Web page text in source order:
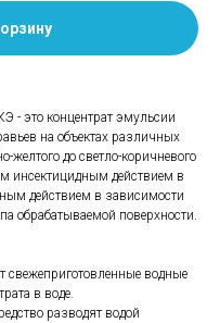
- это концентрат эмульсии
на объектах различных
желтого до светло-коричневого
инсектицидным действием в
действием в зависимости
обрабатываемой поверхности.
водные
в воде.
разводят водой